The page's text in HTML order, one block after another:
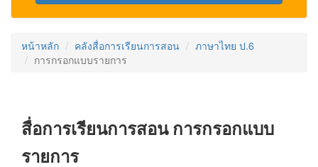
หน้าหลัก คลังสื่อการเรียนการสอน
ภาษาไทย ป.6
การกรอกแบบรายการ
สื่อการเรียนการสอน การกรอกแบบ
รายการ